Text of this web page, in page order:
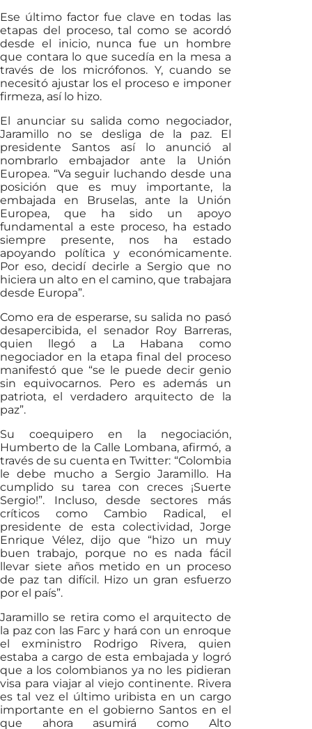
Ese último factor fue clave en todas las
etapas del proceso, tal como se acordó
desde el inicio, nunca fue un hombre
que contara lo que sucedía en la mesa a
través de los micrófonos. Y, cuando se
necesitó ajustar los el proceso e imponer
firmeza, así lo hizo.
El anunciar su salida como negociador,
Jaramillo no se desliga de la paz. El
presidente Santos así lo anunció al
nombrarlo embajador ante la Unión
Europea. “Va seguir luchando desde una
posición que es muy importante, la
embajada en Bruselas, ante la Unión
Europea, que ha sido un apoyo
fundamental a este proceso, ha estado
siempre presente, nos ha estado
apoyando política y económicamente.
Por eso, decidí decirle a Sergio que no
hiciera un alto en el camino, que trabajara
desde Europa”.
Como era de esperarse, su salida no pasó
desapercibida, el senador Roy Barreras,
quien llegó a La Habana como
negociador en la etapa final del proceso
manifestó que “se le puede decir genio
sin equivocarnos. Pero es además un
patriota, el verdadero arquitecto de la
paz”.
Su coequipero en la negociación,
Humberto de la Calle Lombana, afirmó, a
través de su cuenta en Twitter: “Colombia
le debe mucho a Sergio Jaramillo. Ha
cumplido su tarea con creces ¡Suerte
Sergio!”. Incluso, desde sectores más
críticos como Cambio Radical, el
presidente de esta colectividad, Jorge
Enrique Vélez, dijo que “hizo un muy
buen trabajo, porque no es nada fácil
llevar siete años metido en un proceso
de paz tan difícil. Hizo un gran esfuerzo
por el país”.
Jaramillo se retira como el arquitecto de
la paz con las Farc y hará con un enroque
el exministro Rodrigo Rivera, quien
estaba a cargo de esta embajada y logró
que a los colombianos ya no les pidieran
visa para viajar al viejo continente. Rivera
es tal vez el último uribista en un cargo
importante en el gobierno Santos en el
que ahora asumirá como Alto